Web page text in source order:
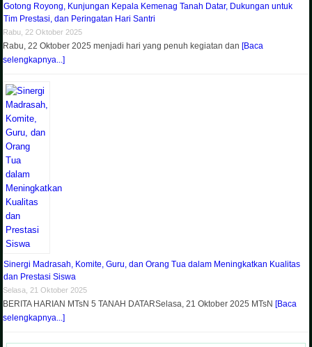
Gotong Royong, Kunjungan Kepala Kemenag Tanah Datar, Dukungan untuk
Tim Prestasi, dan Peringatan Hari Santri
Rabu, 22 Oktober 2025
Rabu, 22 Oktober 2025 menjadi hari yang penuh kegiatan dan[Baca
selengkapnya...]
Sinergi Madrasah, Komite, Guru, dan Orang Tua dalam Meningkatkan Kualitas
dan Prestasi Siswa
Selasa, 21 Oktober 2025
BERITA HARIAN MTsN 5 TANAH DATARSelasa, 21 Oktober 2025 MTsN[Baca
selengkapnya...]